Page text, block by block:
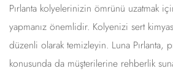
Pırlanta kolyelerinizin ömrünü uzatmak
yapmanız önemlidir. Kolyenizi sert
düzenli olarak temizleyin. Luna Pırlanta,
konusunda da müşterilerine rehberlik